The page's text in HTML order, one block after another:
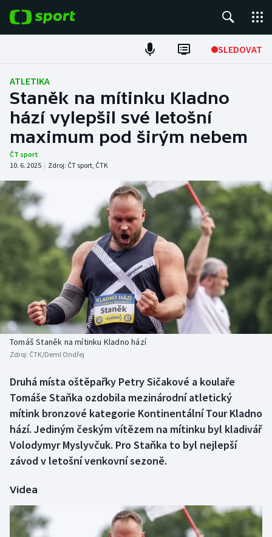
SLEDOVAT
Fotbal
Hokej
Tenis
Atletika
Cyklistika
DALŠÍ SPORTY
Americký fotbal
Baseball a softbal
Basketbal
Biatlon
Box
Curling
Dostihy
Florbal
Futsal
NEPŘEHLÉDNĚTE
Historické návraty
Aplikace ČT sport
ATLETIKA
Staněk na mítinku Kladno
hází vylepšil své letošní
maximum pod širým nebem
ČT sport
10. 6. 2025 | Zdroj: ČT sport, ČTK
Tomáš Staněk na mítinku Kladno hází
Zdroj: ČTK/Deml Ondřej
Druhá místa oštěpařky Petry Sičakové a koulaře
Tomáše Staňka ozdobila mezinárodní atletický
mítink bronzové kategorie Kontinentální Tour Kladno
hází. Jediným českým vítězem na mítinku byl kladivář
Volodymyr Myslyvčuk. Pro Staňka to byl nejlepší
závod v letošní venkovní sezoně.
Videa